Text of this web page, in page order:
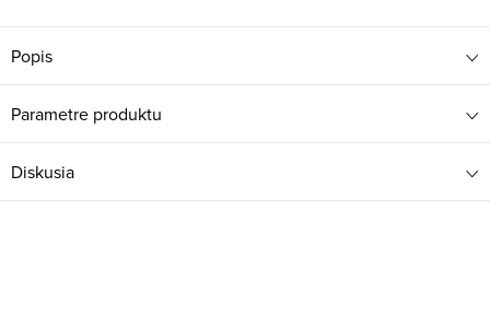
Popis
Parametre produktu
Diskusia